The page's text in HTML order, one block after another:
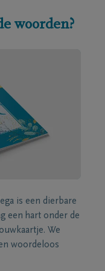
woorden?
is een dierbare
een hart onder de
We
woordeloos